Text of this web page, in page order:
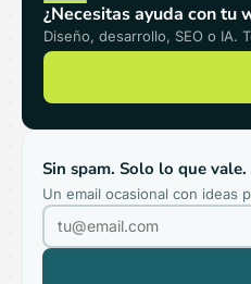
¿Necesitas ayuda con tu
Diseño, desarrollo, SEO o IA.
Sin spam. Solo lo que vale.
Un email ocasional con ideas